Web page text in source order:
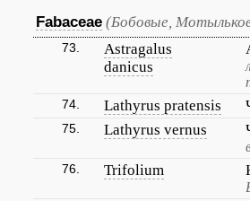
Fabaceae (Бобовые,
73.
Astragalus
danicus
74. Lathyrus pratensis
75. Lathyrus vernus
76. Trifolium